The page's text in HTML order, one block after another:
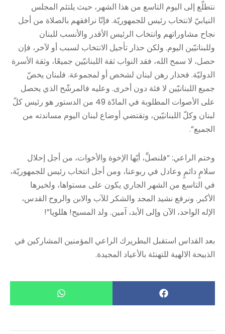
نتطلّع إلى اليوم التاسع من هذا الشهر، حيث يلتئم المجلس
النيابيّ لانتخاب رئيس للجمهوريّة. فإنّا نرافقهم بالصلاة من أجل
نجاح مشاوراتهم وانتخاب الرئيس الأقدر والأنسب للبنان
وللبنانيّين اليوم. ولكن حذار تأجيل الانتخاب لسبب أو لآخر، فإن
حصل، لا سمح الله، فقد النواب ثقة اللبنانيّين جميعًا، وثقة الأسرة
الدوليّة. فحذار رهن لبنان لشخص أو لمجموعة. فلبنان يخصّ
جميع اللبنانيّين لا فئة دون أخرى. وعليه فالمرشّح الذي يحصل
على الأصوات المطلوبة في المادّة 49 من الدستور هو رئيس كلّ
لبنان وكلّ اللبنانيّين، وتقتضي أوضاع لبنان اليوم مساندته من
الجميع”.
وختم الراعي: “فلنصلِّ، أيّها الإخوة والأخوات، من أجل إحلال
سلامٍ دائمٍ وعادل في ربوعنا، ومن أجل انتخاب رئيس للجمهوريّة،
في التاسع من الشهر الجاري يكون على مستواها، ولخيرها
الأكبر. ونرفع نشيد المجد والشكر للآب والابن والروح القدس،
الإله الواحد، الآن وإلى الأبد، آمين. ولد المسيح! هللويا”!
بعد القداس استقبل البطريرك الراعي المؤمنين المشاركين في
الذبيحة الالهية للتهنئة بالأعياد المجيدة.